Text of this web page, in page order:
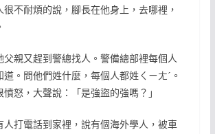
很不耐煩的說，腳長在他身上，去哪裡，
父親又趕到警總找人。警備總部裡每個人
。問他們姓什麼，每個人都姓ㄑㄧㄤˊ。
怒，大聲說：「是強盜的強嗎？」
人打電話到家裡，說有個海外學人，被車